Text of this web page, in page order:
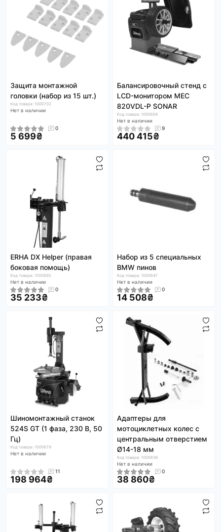
Защита монтажной
головки (набор из 15 шт.)
Код товара: 1000702
Нет в наличии
0
5 699₴
Балансировочный стенд с
LCD-монитором MEC
820VDL-P SONAR
Код товара: 1000656
Нет в наличии
9
440 415₴
ERHA DX Helper (правая
боковая помощь)
Код товара: 1000692
Нет в наличии
0
35 233₴
Набор из 5 специальных
BMW пинов
Код товара: 1000647
Нет в наличии
0
14 508₴
Шиномонтажный станок
524S GT (1 фаза, 230 В, 50
Гц)
Код товара: 1000679
Нет в наличии
11
198 964₴
Адаптеры для
мотоциклетных колес с
центральным отверстием
Ø14-18 мм
Код товара: 1000638
Нет в наличии
0
38 860₴